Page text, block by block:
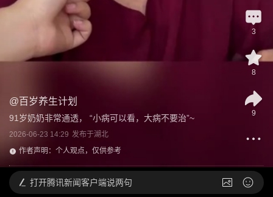
@百岁养生计划
91岁奶奶非常通透， “小病可以看，大病不要治”~
2026-06-23 14:29 发布于湖北
作者声明：个人观点，仅供参考
3
8
9
打开腾讯新闻客户端说两句